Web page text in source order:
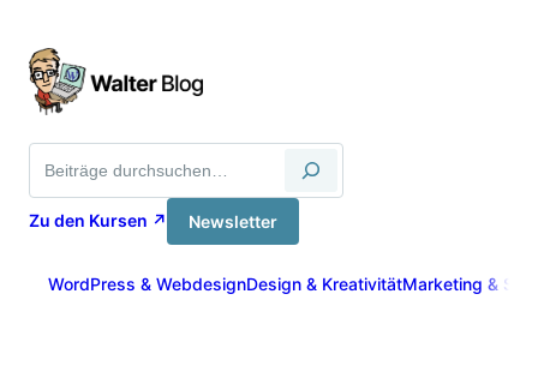
Inhalt
springen
Zu den Kursen ↗ Newsletter
WordPress & WebdesignDesign & KreativitätMarketing &